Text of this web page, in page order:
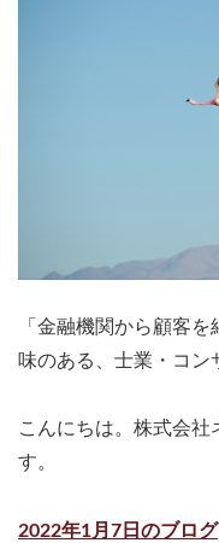
「金融機関から顧客
味のある、士業・コン
こんにちは。株式会
す。
2022年1月7日のブログ